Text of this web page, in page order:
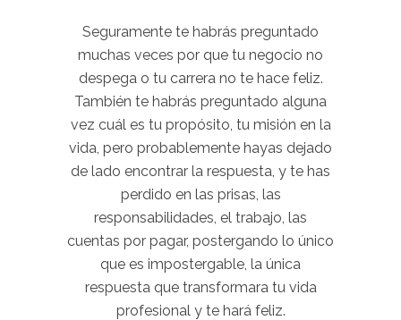
Seguramente te habrás preguntado
muchas veces por que tu negocio no
despega o tu carrera no te hace feliz.
También te habrás preguntado alguna
vez cuál es tu propósito, tu misión en la
vida, pero probablemente hayas dejado
de lado encontrar la respuesta, y te has
perdido en las prisas, las
responsabilidades, el trabajo, las
cuentas por pagar, postergando lo único
que es impostergable, la única
respuesta que transformara tu vida
profesional y te hará feliz.